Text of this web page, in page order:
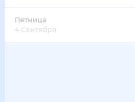
Пятница
4 Сентября